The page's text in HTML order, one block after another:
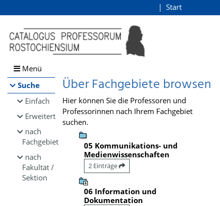
Browsen
direkt zum Inhalt
Start
Menü
Suche
Einfach
Erweitert
nach
Fachgebiet
nach
Fakultät /
Sektion
Über Fachgebiete browsen
Hier können Sie die Professoren und
Professorinnen nach Ihrem Fachgebiet
suchen.
05 Kommunikations- und
Medienwissenschaften
2 Einträge
06 Information und
Dokumentation